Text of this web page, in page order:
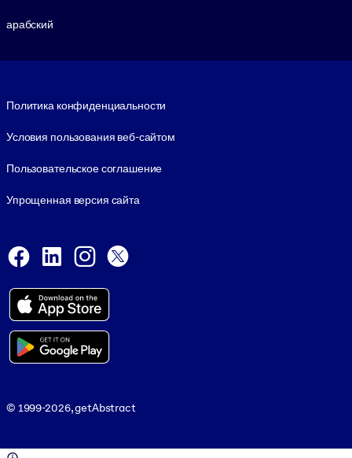
арабский
Политика конфиденциальности
Условия пользования веб-сайтом
Пользовательское соглашение
Упрощенная версия сайта
Facebook
LinkedInInstagram
© 1999-2026, getAbstract